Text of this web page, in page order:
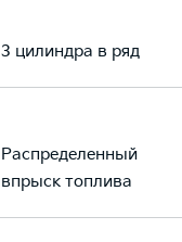
3 цилиндра в ряд
Распределенный
впрыск топлива